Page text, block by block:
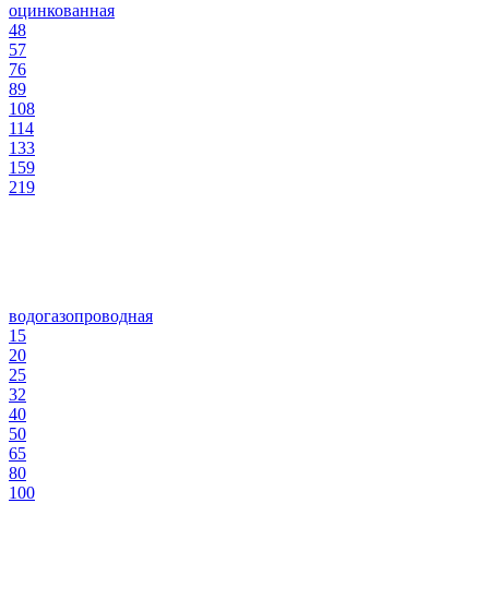
оцинкованная
48
57
76
89
108
114
133
159
219
водогазопроводная
15
20
25
32
40
50
65
80
100